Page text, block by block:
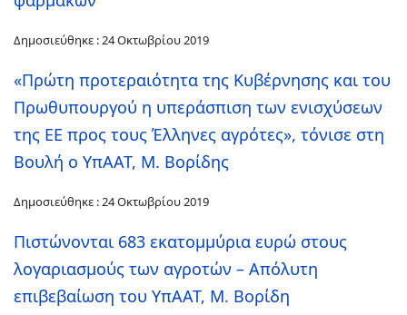
Δημοσιεύθηκε : 24 Οκτωβρίου 2019
«Πρώτη προτεραιότητα της Κυβέρνησης και του
Πρωθυπουργού η υπεράσπιση των ενισχύσεων
της ΕΕ προς τους Έλληνες αγρότες», τόνισε στη
Βουλή ο ΥπΑΑΤ, Μ. Βορίδης
Δημοσιεύθηκε : 24 Οκτωβρίου 2019
Πιστώνονται 683 εκατομμύρια ευρώ στους
λογαριασμούς των αγροτών – Απόλυτη
επιβεβαίωση του ΥπΑΑΤ, Μ. Βορίδη